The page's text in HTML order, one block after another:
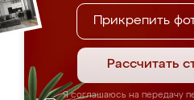
Прикрепить
Рассчитать
Я соглашаюсь на передачу